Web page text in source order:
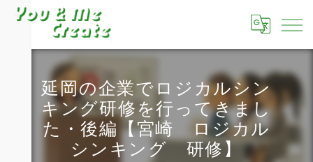
延岡の企業でロジカルシン
キング研修を行ってきまし
た・後編【宮崎 ロジカル
シンキング 研修】